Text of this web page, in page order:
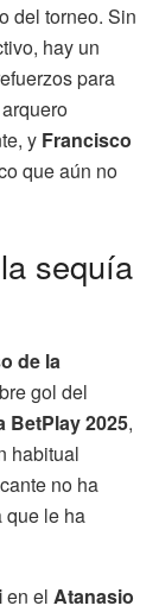
del torneo. Sin
hay un
para
y Francisco
que aún no
sequía
de la
gol del
BetPlay 2025,
habitual
no ha
que le ha
en el Atanasio